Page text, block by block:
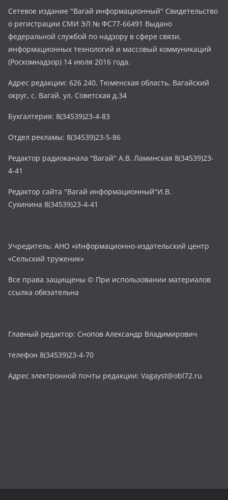
Сетевое издание "Вагай информационный" Свидетельство
о регистрации СМИ ЭЛ № ФС77-66491 Выдано
федеральной службой по надзору в сфере связи,
информационных технологий и массовый коммуникаций
(Роскомнадзор) 14 июля 2016 года.
Адрес редакции: 626 240, Тюменская область, Вагайский
округ, с. Вагай, ул. Советская д.34
Бухгалтерия: 8(34539)23-4-83
Отдел рекламы: 8(34539)23-5-86
Редактор радиоканала "Вагай" А.В. Ламинская 8(34539)23-
4-41
Редактор сайта "Вагай информационный"И.В.
Сухинина 8(34539)23-4-41
Учредитель: АНО «Информационно-издательский центр
«Сельский труженик»
Все права защищены © При использовании материалов
ссылка обязательна
Главный редактор: Снопов Александр Владимирович
телефон 8(34539)23-4-70
Адрес электронной почты редакции: Vagayst@obl72.ru